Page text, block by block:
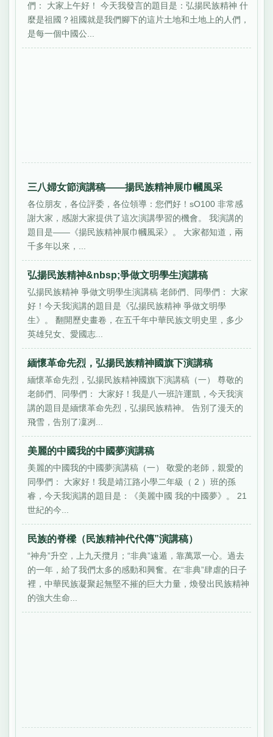
們： 大家上午好！ 今天我發言的題目是：弘揚民族精神 什
麼是祖國？祖國就是我們腳下的這片土地和土地上的人們，
是每一個中國公...
三八婦女節演講稿——揚民族精神展巾幗風采
各位朋友，各位評委，各位領導：您們好！sO100 非常感
謝大家，感謝大家提供了這次演講學習的機會。 我演講的
題目是——《揚民族精神展巾幗風采》。 大家都知道，兩
千多年以來，...
弘揚民族精神&nbsp;爭做文明學生演講稿
弘揚民族精神 爭做文明學生演講稿 老師們、同學們： 大家
好！今天我演講的題目是《弘揚民族精神 爭做文明學
生》。 翻開歷史畫卷，在五千年中華民族文明史里，多少
英雄兒女、愛國志...
緬懷革命先烈，弘揚民族精神國旗下演講稿
緬懷革命先烈，弘揚民族精神國旗下演講稿（一） 尊敬的
老師們、同學們： 大家好！我是八一班許運凱，今天我演
講的題目是緬懷革命先烈，弘揚民族精神。 告別了漫天的
飛雪，告別了凜冽...
美麗的中國我的中國夢演講稿
美麗的中國我的中國夢演講稿（一） 敬愛的老師，親愛的
同學們： 大家好！我是靖江路小學二年級（ 2 ）班的孫
睿，今天我演講的題目是：《美麗中國 我的中國夢》。 21
世紀的今...
民族的脊樑（民族精神代代傳”演講稿）
“神舟”升空，上九天攬月；“非典”遠遁，靠萬眾一心。過去
的一年，給了我們太多的感動和興奮。在“非典”肆虐的日子
裡，中華民族凝聚起無堅不摧的巨大力量，煥發出民族精神
的強大生命...